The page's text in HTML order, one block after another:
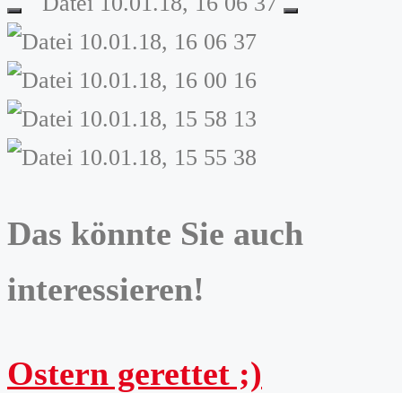
zurück
Das könnte Sie auch
interessieren!
Ostern gerettet ;)